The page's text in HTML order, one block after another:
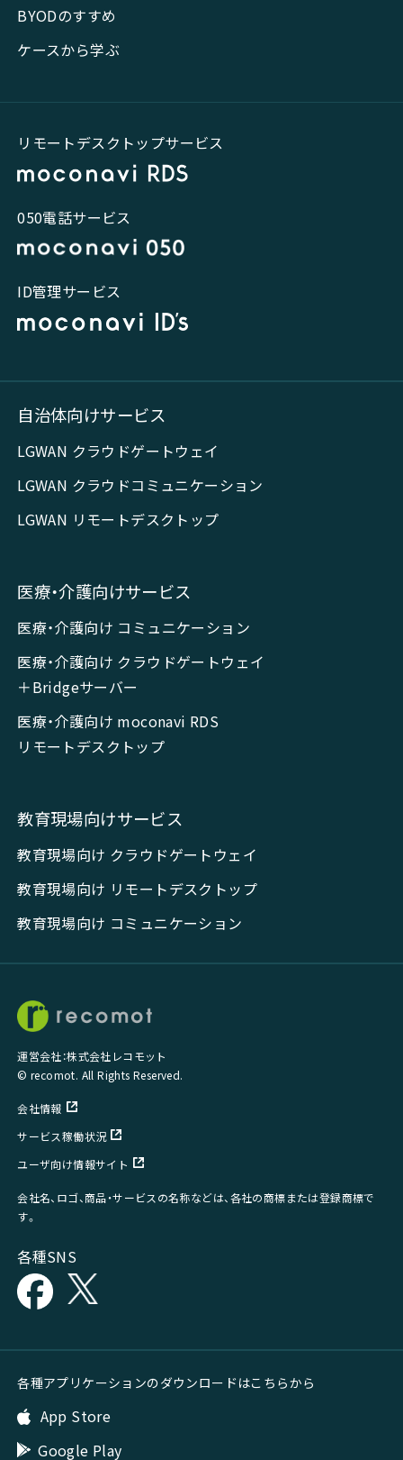
BYODのすすめ
ケースから学ぶ
リモートデスクトップサービス
050電話サービス
ID管理サービス
自治体向けサービス
LGWAN クラウドゲートウェイ
LGWAN クラウドコミュニケーション
LGWAN リモートデスクトップ
医療・介護向けサービス
医療・介護向け コミュニケーション
医療・介護向け クラウドゲートウェイ
＋Bridgeサーバー
医療・介護向け moconavi RDS
リモートデスクトップ
教育現場向けサービス
教育現場向け クラウドゲートウェイ
教育現場向け リモートデスクトップ
教育現場向け コミュニケーション
運営会社：株式会社レコモット
© recomot. All Rights Reserved.
会社情報
サービス稼働状況
ユーザ向け情報サイト
会社名、ロゴ、商品・サービスの名称などは、各社の商標または登録商標で
す。
各種SNS
各種アプリケーションのダウンロードはこちらから
App Store
Google Play